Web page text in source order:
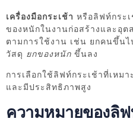
เครื่องมือกระเช้า หรือลิฟท์กระ
ของหนักในงานก่อสร้างและอุต
ตามการใช้งาน เช่น ยกคนขึ้นไ
วัสดุ ยกของหนัก ขึ้นลง
การเลือกใช้ลิฟท์กระเช้าที่เหม
และมีประสิทธิภาพสูง
ความหมายของลิฟ